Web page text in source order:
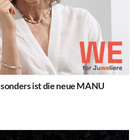
ist die neue MANU